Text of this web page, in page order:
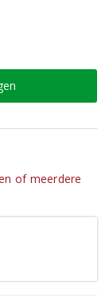
of meerdere